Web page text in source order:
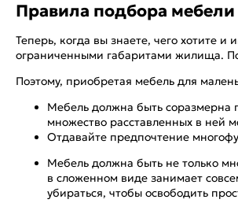
Правила подбора
Теперь, когда вы знаете, чего хотите
ограниченными габаритами жилища.
Поэтому, приобретая мебель для
Мебель должна быть соразмерна
множество расставленных в ней
Отдавайте предпочтение
Мебель должна быть не только
в сложенном виде занимает
убираться, чтобы освободить